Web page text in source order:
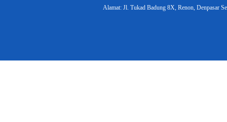
Alamat: Jl. Tukad Badung 8X, Renon, Denpasar